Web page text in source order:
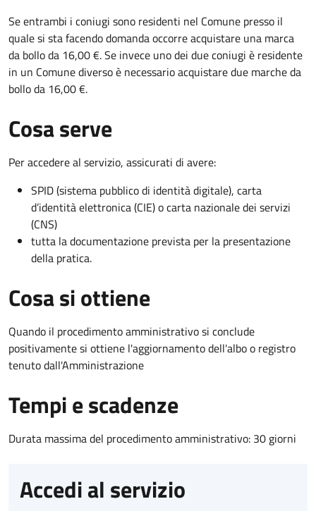
Se entrambi i coniugi sono residenti nel Comune presso il
quale si sta facendo domanda occorre acquistare una marca
da bollo da 16,00 €. Se invece uno dei due coniugi è residente
in un Comune diverso è necessario acquistare due marche da
bollo da 16,00 €.
Cosa serve
Per accedere al servizio, assicurati di avere:
SPID (sistema pubblico di identità digitale), carta
d’identità elettronica (CIE) o carta nazionale dei servizi
(CNS)
tutta la documentazione prevista per la presentazione
della pratica.
Cosa si ottiene
Quando il procedimento amministrativo si conclude
positivamente si ottiene l'aggiornamento dell'albo o registro
tenuto dall'Amministrazione
Tempi e scadenze
Durata massima del procedimento amministrativo: 30 giorni
Accedi al servizio